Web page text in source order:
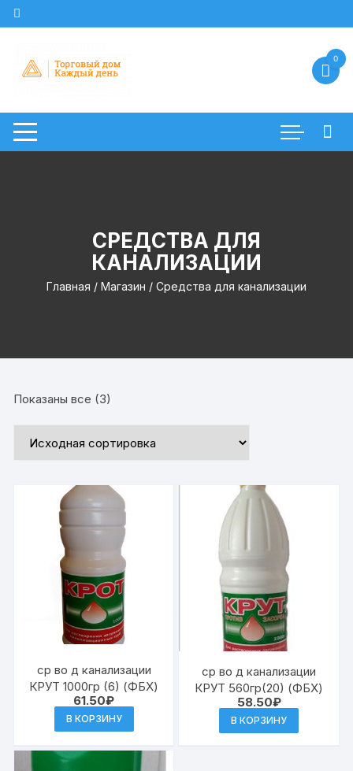
Перейти
к
0
СРЕДСТВА ДЛЯ
КАНАЛИЗАЦИИ
Главная / Магазин / Средства для канализации
Показаны все (3)
ср во д канализации
КРУТ 1000гр (6) (ФБХ)
61.50₽
В КОРЗИНУ
ср во д канализации
КРУТ 560гр(20) (ФБХ)
58.50₽
В КОРЗИНУ